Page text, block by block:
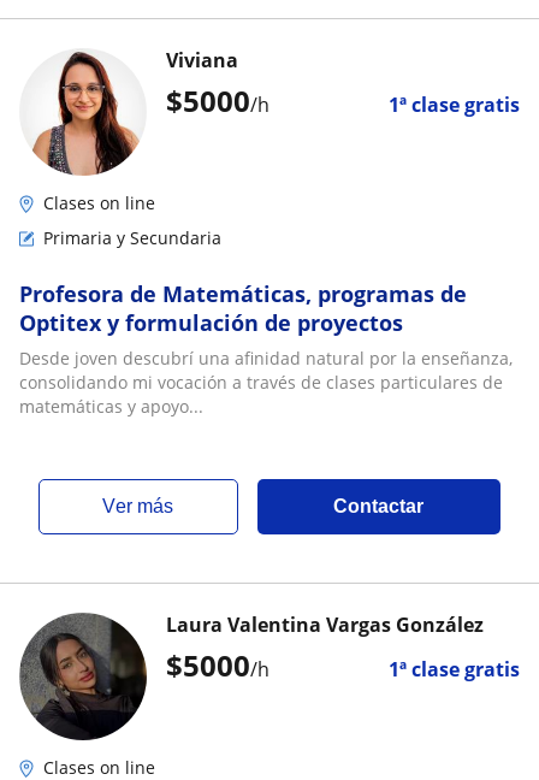
$5000/h 1ª clase gratis
Viviana
Clases on line
Primaria y Secundaria
Profesora de Matemáticas, programas de
Optitex y formulación de proyectos
Desde joven descubrí una afinidad natural por la enseñanza,
consolidando mi vocación a través de clases particulares de
matemáticas y apoyo...
ver más Contactar
$5000/h 1ª clase gratis
Laura Valentina Vargas González
Clases on line